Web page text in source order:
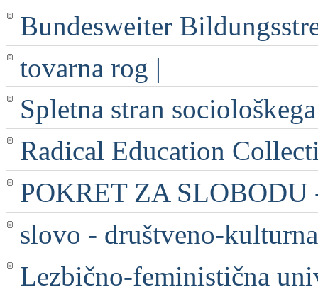
Bundesweiter
tovarna rog |
Spletna stran
Radical Education
POKRET ZA SLOBODU
slovo - društveno-
Lezbično-feministična